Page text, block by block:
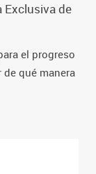
Exclusiva de
el progreso
qué manera